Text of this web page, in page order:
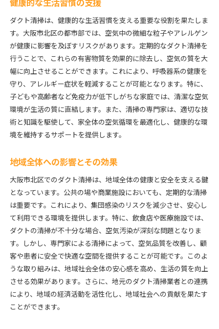
健康的な生活習慣の支援
ダクト清掃は、健康的な生活習慣を支える重要な役割を果たしま
す。大阪市北区の都市部では、空気中の微細な粒子やアレルゲン
が健康に影響を及ぼすリスクがあります。定期的なダクト清掃を
行うことで、これらの有害物質を効果的に除去し、空気の質を大
幅に向上させることができます。これにより、呼吸器系の健康を
守り、アレルギー症状を軽減することが可能となります。特に、
子どもや高齢者など免疫力が低下しがちな家庭では、清潔な空気
環境が生活の質に直結します。また、清掃の専門家は、適切な技
術と知識を駆使して、家全体の空気循環を最適化し、健康的な環
境を維持するサポートを提供します。
地域全体への影響とその効果
大阪市北区でのダクト清掃は、地域全体の健康と安全を支える鍵
となっています。公共の場や商業施設においても、定期的な清掃
は重要です。これにより、集団感染のリスクを減少させ、安心し
て利用できる環境を提供します。特に、飲食店や医療施設では、
ダクトの清掃が不十分な場合、空気汚染が深刻な問題となりま
す。しかし、専門家による清掃によって、空気品質を改善し、顧
客や患者に安全で快適な空間を提供することが可能です。このよ
うな取り組みは、地域社会全体の安心感を高め、生活の質を向上
させる効果があります。さらに、地元のダクト清掃業者との連携
により、地域の経済活動を活性化し、地域社会への貢献を果たす
ことができます。